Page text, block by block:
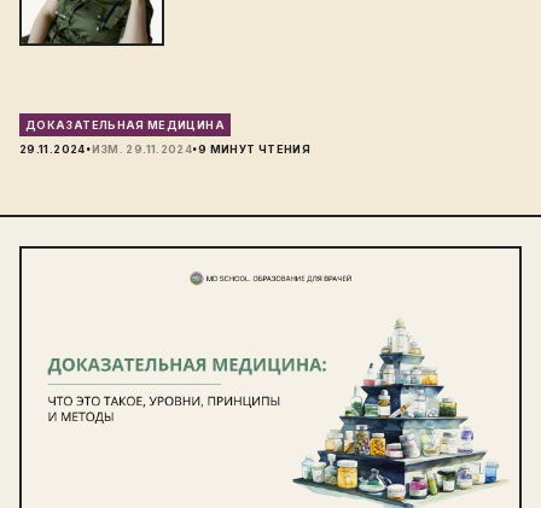
ДОКАЗАТЕЛЬНАЯ МЕДИЦИНА
29.11.2024·ИЗМ. 29.11.2024·9 МИНУТ ЧТЕНИЯ